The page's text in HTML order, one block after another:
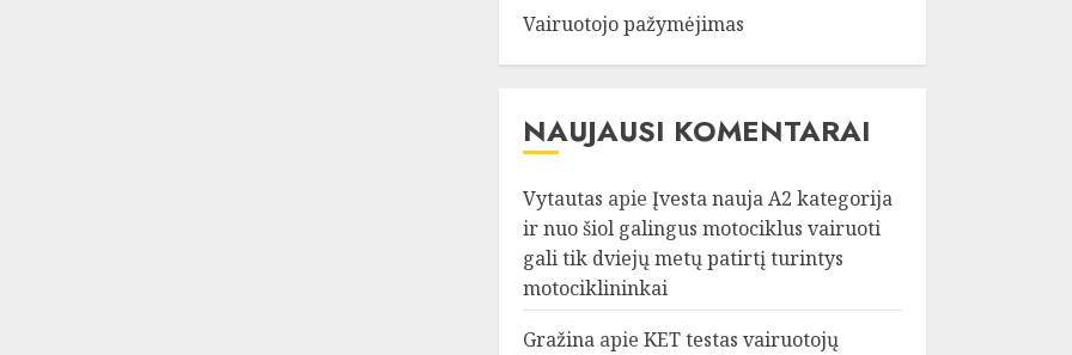
Vairuotojo pažymėjimas
NAUJAUSI KOMENTARAI
Vytautas apieĮvesta nauja A2 kategorija
ir nuo šiol galingus motociklus vairuoti
gali tik dviejų metų patirtį turintys
motociklininkai
Gražina apieKET testas vairuotojų